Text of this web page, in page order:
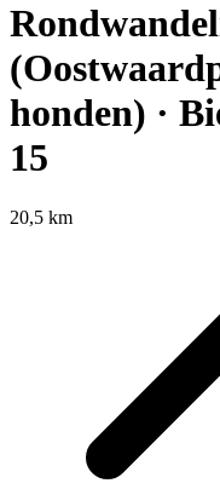
honden) ·
15
20,5 km